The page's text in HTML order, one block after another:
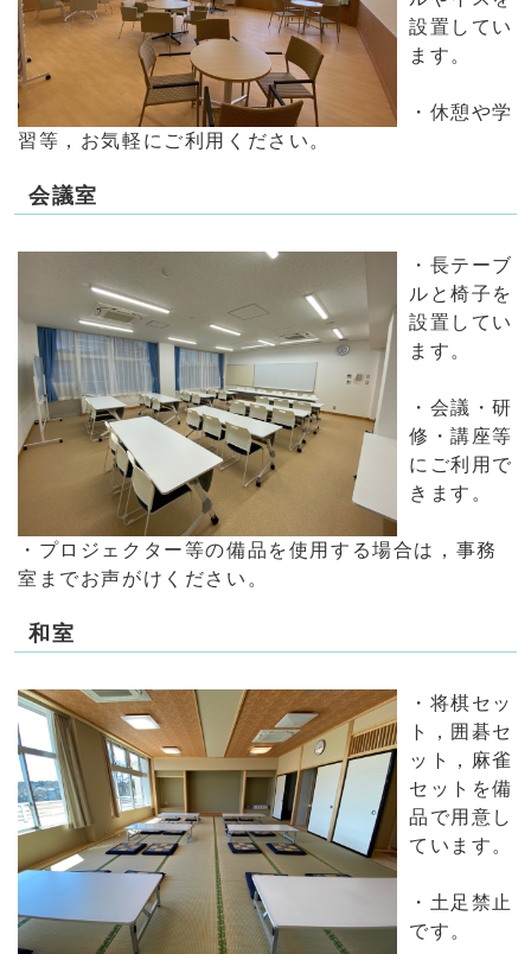
設置してい
ます。
・休憩や学
習等，お気軽にご利用ください。
会議室
・長テーブ
ルと椅子を
設置してい
ます。
・会議・研
修・講座等
にご利用で
きます。
・プロジェクター等の備品を使用する場合は，事務
室までお声がけください。
和室
・将棋セッ
ト，囲碁セ
ット，麻雀
セットを備
品で用意し
ています。
・土足禁止
です。